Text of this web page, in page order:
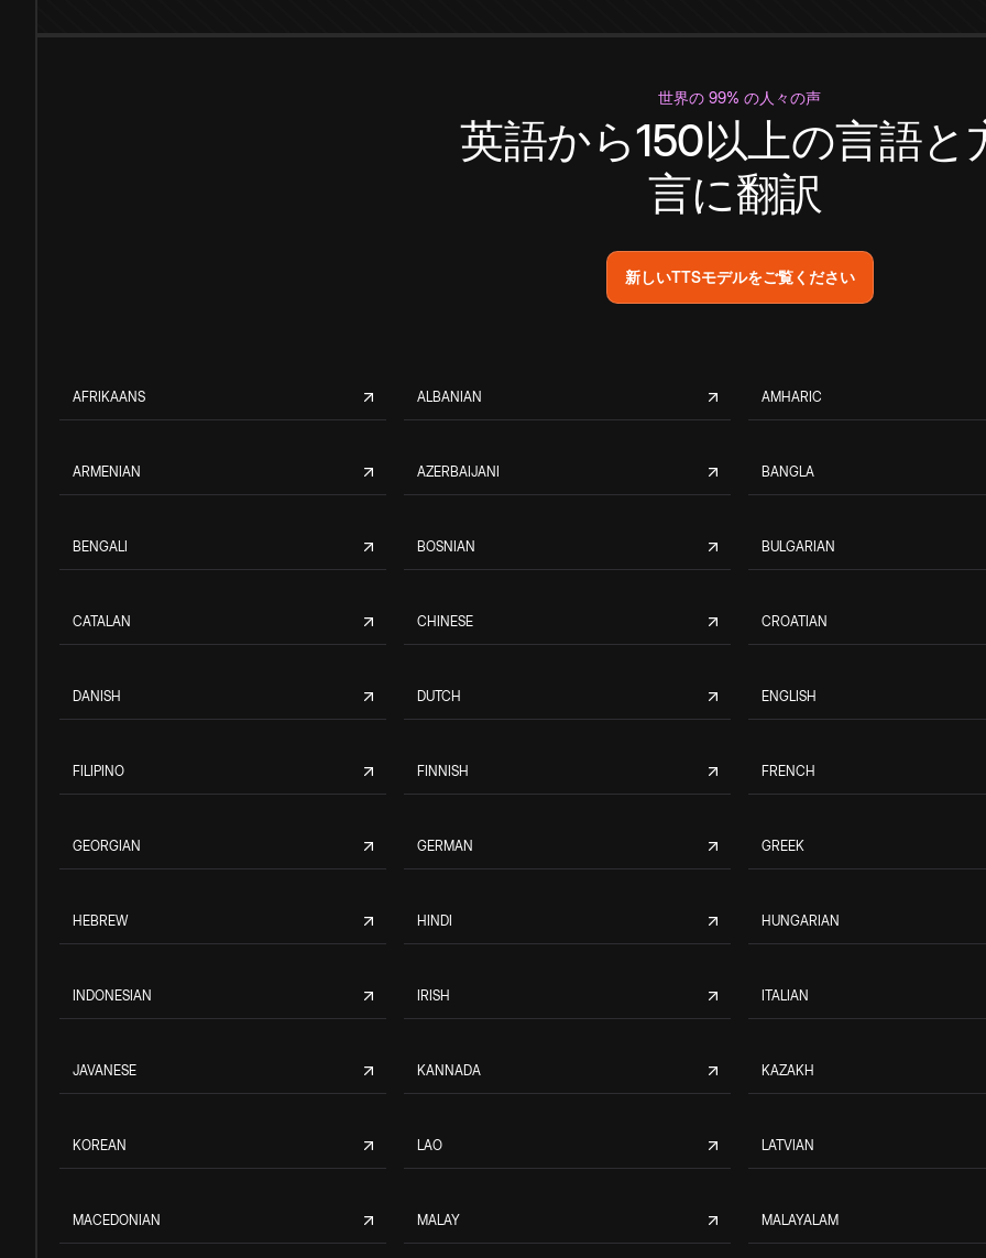
世界の 99% の人々の声
英語から150以上の言語と
言に翻訳
新しいTTSモデルをご覧ください
AFRIKAANS ALBANIAN AMHARIC
ARMENIAN AZERBAIJANI BANGLA
BENGALI BOSNIAN BULGARIAN
CATALAN CHINESE CROATIAN
DANISH DUTCH ENGLISH
FILIPINO FINNISH FRENCH
GEORGIAN GERMAN GREEK
HEBREW HINDI HUNGARIAN
INDONESIAN IRISH ITALIAN
JAVANESE KANNADA KAZAKH
KOREAN LAO LATVIAN
MACEDONIAN MALAY MALAYALAM